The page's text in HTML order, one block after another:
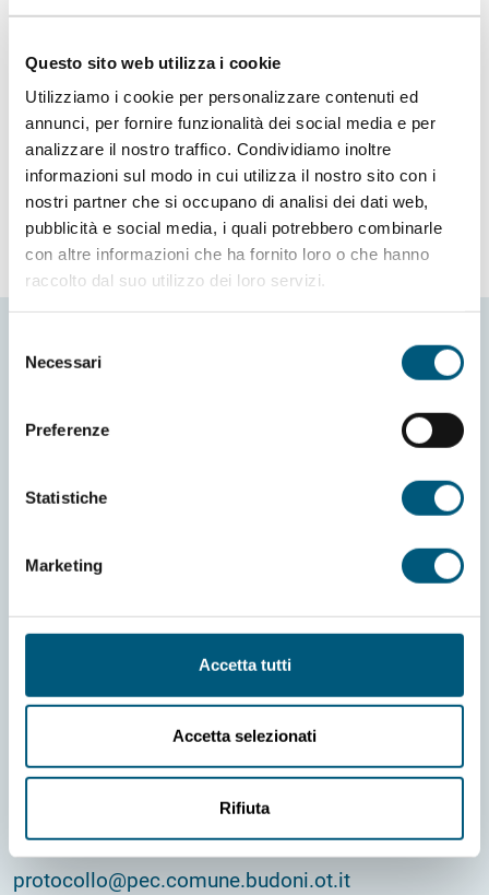
Questo sito web utilizza i cookie
Utilizziamo i cookie per personalizzare contenuti ed
annunci, per fornire funzionalità dei social media e per
analizzare il nostro traffico. Condividiamo inoltre
informazioni sul modo in cui utilizza il nostro sito con i
nostri partner che si occupano di analisi dei dati web,
pubblicità e social media, i quali potrebbero combinarle
con altre informazioni che ha fornito loro o che hanno
raccolto dal suo utilizzo dei loro servizi.
delNecessari
Preferenze
Statistiche
Marketing
Accetta tutti
Accetta selezionati
Rifiuta
Emailraimonda.salis@gmail.com
Come arrivare
Richiedi info
Informativa Cookies
Amministrazione trasparente
Richiesta informazioni
Contatti e dove trovarci
Comune di Budoni
Piazza Giubileo, 07051 Budoni (SS)
Pec:
protocollo@pec.comune.budoni.ot.it